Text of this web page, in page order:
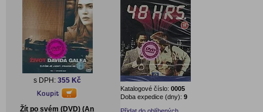
s DPH: 355 Kč
Žít po svém (DVD) (An
Katalogové číslo: 0005
Doba expedice (dny): 9